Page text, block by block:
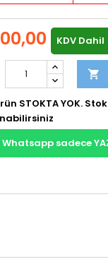
KDV Dahil

STOKTA YOK.
Whatsapp sadece